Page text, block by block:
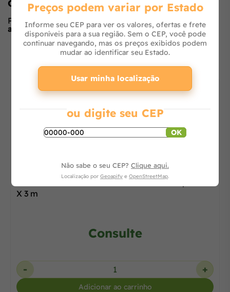
Opiniões de quem comprou o produto
Produto ainda sem avaliações, seja o primeiro a
avaliarno formulário ao lado.
O que os outros estão vendo
Ombrelone Guarda Sol Star Chalesco Completo 3
X 3 m
Consulte
- +
Adicionar ao carrinho
Preços podem variar por Estado
Informe seu CEP para ver os valores, ofertas e frete
disponíveis para a sua região. Sem o CEP, você pode
continuar navegando, mas os preços exibidos podem
mudar ao identificar seu Estado.
Usar minha localização
ou digite seu CEP
OK
Não sabe o seu CEP? Clique aqui.
Localização por Geoapify e OpenStreetMap.